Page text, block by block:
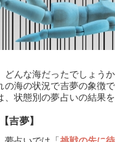
どんな海だったでしょう
の海の状況で吉夢の象徴
、状態別の夢占いの結果
吉夢】